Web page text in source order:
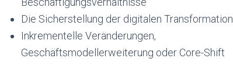
Die Sicherstellung der digitalen Transformation
Inkrementelle Veränderungen,
Geschäftsmodellerweiterung oder Core-Shift